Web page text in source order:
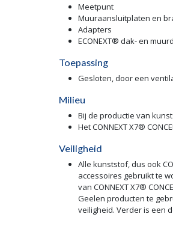
Pijp in de lengte 250, 500,
Bocht 87°, 45°, 30° en 15°
Bocht 87° met meetpunt
Bocht 87° met inspectie
Schuifpijp
Inspectiestuk
Condensopvang
Muuraansluitplaten en
Adapters
ECONEXT® dak- en
Toepassing
Gesloten, door een
Milieu
Bij de productie van